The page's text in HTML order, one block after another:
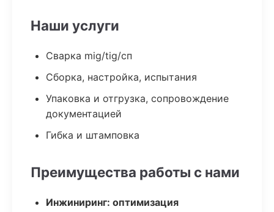
Наши услуги
Сварка mig/tig/сп
Сборка, настройка, испытания
Упаковка и отгрузка, сопровождение
документацией
Гибка и штамповка
Преимущества работы с нами
Инжиниринг: оптимизация